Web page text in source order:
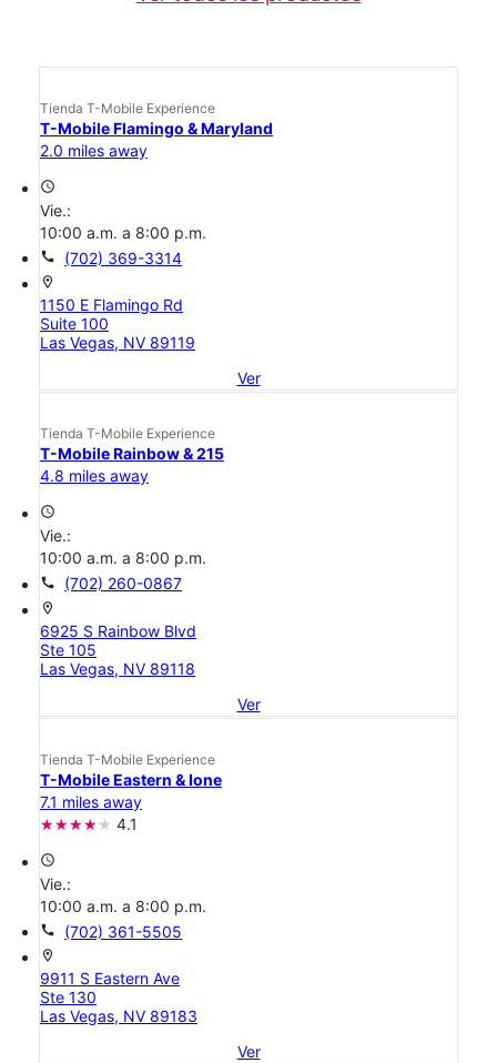
Tienda T-Mobile Experience
T-Mobile Flamingo & Maryland
2.0 miles away
access_time
Vie.:
10:00 a.m. a 8:00 p.m.
call (702) 369-3314
location_on
1150 E Flamingo Rd
Suite 100
Las Vegas, NV 89119
Ver
Tienda T-Mobile Experience
T-Mobile Rainbow & 215
4.8 miles away
access_time
Vie.:
10:00 a.m. a 8:00 p.m.
call (702) 260-0867
location_on
6925 S Rainbow Blvd
Ste 105
Las Vegas, NV 89118
Ver
Tienda T-Mobile Experience
T-Mobile Eastern & Ione
7.1 miles away
4.1
access_time
Vie.:
10:00 a.m. a 8:00 p.m.
call (702) 361-5505
location_on
9911 S Eastern Ave
Ste 130
Las Vegas, NV 89183
Ver